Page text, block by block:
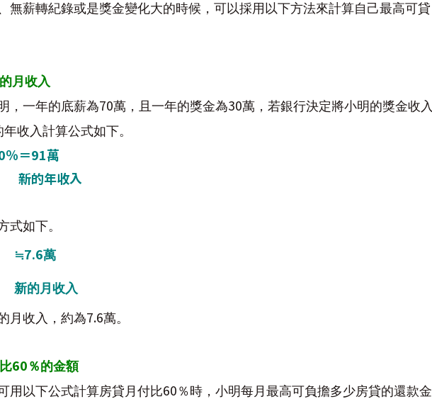
無薪轉紀錄或是獎金變化大的時候 ，可以採用以下方法來計算自己最高可貸
月收入
，一年的底薪為70萬，且一年的獎金為30萬，若銀行決定將小明的獎金收入
收入計算公式如下。
％＝91萬
新的年收入
式如下。
≒7.6萬
新的月收入
月收入，約為7.6萬。
60 ％的金額
用以下公式計算房貸月付比60 ％時，小明每月最高可負擔多少房貸的還款金